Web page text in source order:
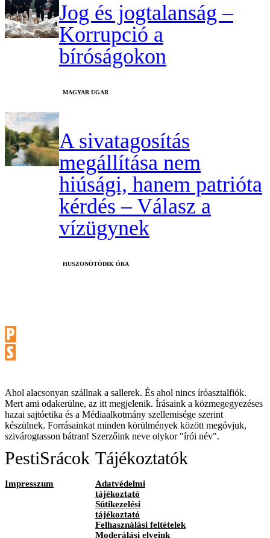
Jog és jogtalanság –
Korrupció a
bíróságokon
MAGYAR UGAR
A sivatagosítás
megállítása nem
hiúsági, hanem patrióta
kérdés – Válasz a
vízügynek
HUSZONÖTÖDIK ÓRA
Ahol alacsonyan szállnak a sallerek. És ahol nincs íróasztalfiók.
Mert ami odakerülne, az itt megjelenik. Írásaink a közmegegyezéses
hazai sajtóetika és a Médiaalkotmány szellemisége szerint
készülnek. Forrásainkat minden körülmények között megóvjuk,
szivárogtasson bátran! Szerzőink neve olykor "írói név".
PestiSrácok
Impresszum
Tájékoztatók
Adatvédelmi
tájékoztató
Sütikezelési
tájékoztató
Felhasználási feltételek
Moderálási elveink